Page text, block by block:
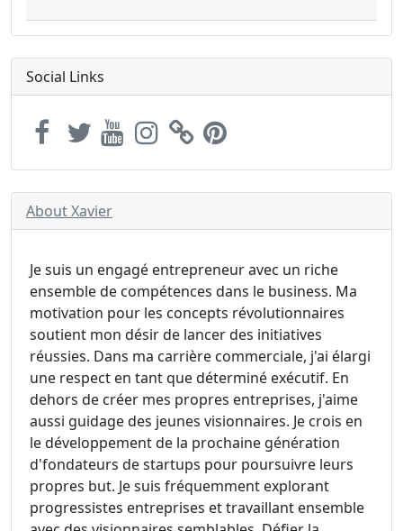
Social Links
About Xavier
Je suis un engagé entrepreneur avec un riche
ensemble de compétences dans le business. Ma
motivation pour les concepts révolutionnaires
soutient mon désir de lancer des initiatives
réussies. Dans ma carrière commerciale, j'ai élargi
une respect en tant que déterminé exécutif. En
dehors de créer mes propres entreprises, j'aime
aussi guidage des jeunes visionnaires. Je crois en
le développement de la prochaine génération
d'fondateurs de startups pour poursuivre leurs
propres but. Je suis fréquemment explorant
progressistes entreprises et travaillant ensemble